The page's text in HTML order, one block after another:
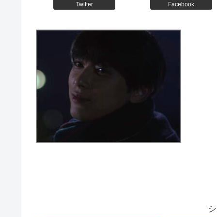
Twitter Facebook